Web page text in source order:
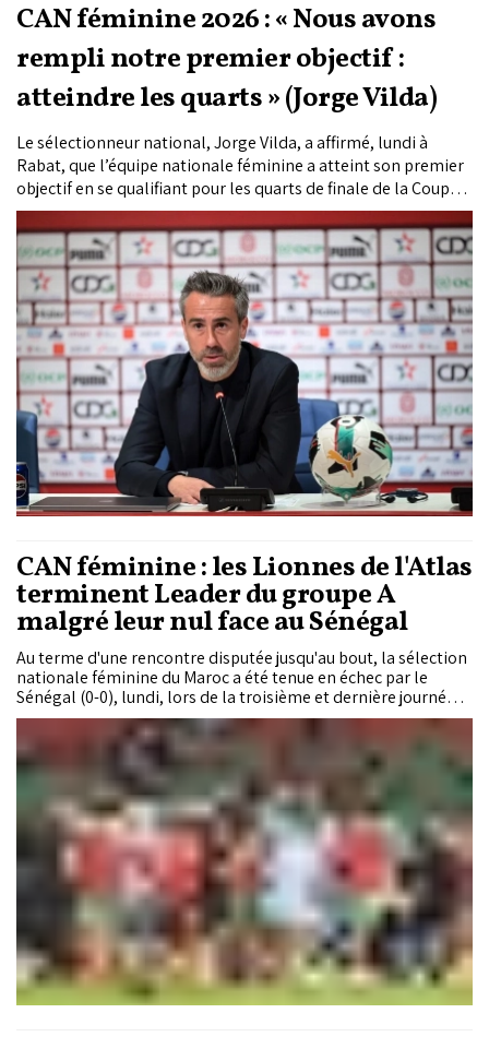
CAN féminine 2026 : « Nous avons
rempli notre premier objectif :
atteindre les quarts » (Jorge Vilda)
Le sélectionneur national, Jorge Vilda, a affirmé, lundi à
Rabat, que l’équipe nationale féminine a atteint son premier
objectif en se qualifiant pour les quarts de finale de la Coupe
d’Afrique des nations féminine (Maroc-2026).
CAN féminine : les Lionnes de l'Atlas
terminent Leader du groupe A
malgré leur nul face au Sénégal
Au terme d'une rencontre disputée jusqu'au bout, la sélection
nationale féminine du Maroc a été tenue en échec par le
Sénégal (0-0), lundi, lors de la troisième et dernière journée
de la phase de groupes de la CAN féminine 2026. Soutenues
par un public venu en nombre, les Lionnes de l'Atlas ont
longtemps dicté le tempo de la rencontre, sans parvenir à
faire plier un bloc sénégalais discipliné, compact et
redoutable en transition. Ce match nul suffit toutefois au
bonheur des Marocaines, qui compostent leur billet pour les
quarts de finale de la compétition. Un résultat accueilli avec
satisfaction, même si les occasions manquées et le scénario
de la rencontre laisseront forcément quelques regrets.